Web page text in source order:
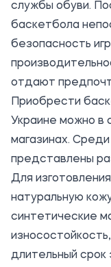
службы обуви.
баскетбола
безопасность
отдают
Приобрести
Украине можно в
магазинах.
представлены
Для
натуральную
синтетические
длительный срок